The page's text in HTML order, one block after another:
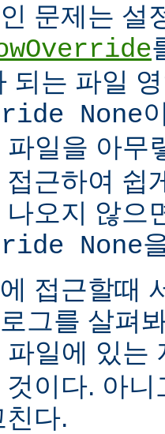
문제는 설
되는 파일
None
파일을 아무
근하여 쉽
오지 않으
None
접근할때
그를 살펴
파일에 있는
이다. 아
친다.